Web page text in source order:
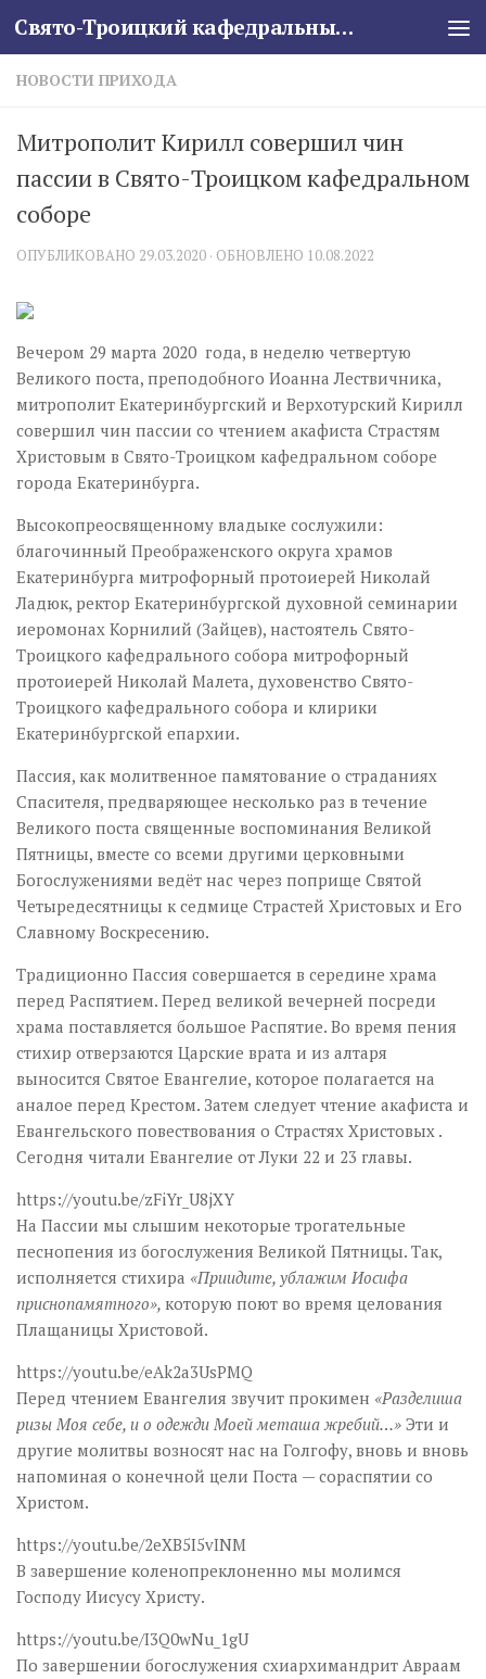
Skip to content Свято-Троицкий кафедральный собор
НОВОСТИ ПРИХОДА
Митрополит Кирилл совершил чин
пассии в Свято-Троицком кафедральном
соборе
ОПУБЛИКОВАНО 29.03.2020 · ОБНОВЛЕНО 10.08.2022
Вечером 29 марта 2020 года, в неделю четвертую
Великого поста, преподобного Иоанна Лествичника,
митрополит Екатеринбургский и Верхотурский Кирилл
совершил чин пассии со чтением акафиста Страстям
Христовым в Свято-Троицком кафедральном соборе
города Екатеринбурга.
Высокопреосвященному владыке сослужили:
благочинный Преображенского округа храмов
Екатеринбурга митрофорный протоиерей Николай
Ладюк, ректор Екатеринбургской духовной семинарии
иеромонах Корнилий (Зайцев), настоятель Свято-
Троицкого кафедрального собора митрофорный
протоиерей Николай Малета, духовенство Свято-
Троицкого кафедрального собора и клирики
Екатеринбургской епархии.
Пассия, как молитвенное памятование о страданиях
Спасителя, предваряющее несколько раз в течение
Великого поста священные воспоминания Великой
Пятницы, вместе со всеми другими церковными
Богослужениями ведёт нас через поприще Святой
Четыредесятницы к седмице Страстей Христовых и Его
Славному Воскресению.
Традиционно Пассия совершается в середине храма
перед Распятием. Перед великой вечерней посреди
храма поставляется большое Распятие. Во время пения
стихир отверзаются Царские врата и из алтаря
выносится Святое Евангелие, которое полагается на
аналое перед Крестом. Затем следует чтение акафиста и
Евангельского повествования о Страстях Христовых .
Сегодня читали Евангелие от Луки 22 и 23 главы.
https://youtu.be/zFiYr_U8jXY
На Пассии мы слышим некоторые трогательные
песнопения из богослужения Великой Пятницы. Так,
исполняется стихира «Приидите, ублажим Иосифа
приснопамятного», которую поют во время целования
Плащаницы Христовой.
https://youtu.be/eAk2a3UsPMQ
Перед чтением Евангелия звучит прокимен «Разделиша
ризы Моя себе, и о одежди Моей меташа жребий…» Эти и
другие молитвы возносят нас на Голгофу, вновь и вновь
напоминая о конечной цели Поста — сораспятии со
Христом.
https://youtu.be/2eXB5I5vINM
В завершение коленопреклоненно мы молимся
Господу Иисусу Христу.
https://youtu.be/I3Q0wNu_1gU
По завершении богослужения схиархимандрит Авраам